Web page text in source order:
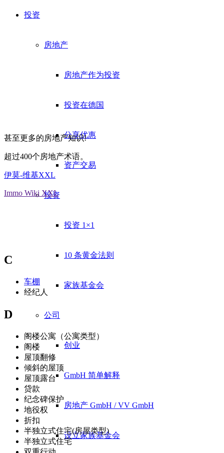
投资
房地产
房地产作为投资
投资在德国
分享优惠
资产交易
投资
投资 1×1
10 条黄金法则
家族基金会
公司
创业
GmbH 简单解释
房地产 GmbH / VV GmbH
设立家族基金会
甚至更多的房地产知识!
超过400个房地产术语。
伊莫-维基XXL
Immo Wiki XXL
C
车棚
经纪人
D
阁楼公寓（公寓类型）
阁楼
屋顶翻修
倾斜的屋顶
屋顶露台
贷款
纪念碑保护
地役权
折扣
半独立式住宅(房屋类型)
半独立式住宅